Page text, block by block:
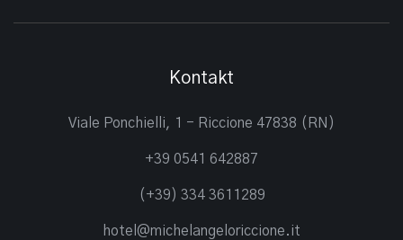
Kontakt
Viale Ponchielli, 1 - Riccione 47838 (RN)
+39 0541 642887
(+39) 334 3611289
hotel@michelangeloriccione.it